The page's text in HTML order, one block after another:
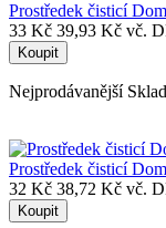
Prostředek čisticí
33 Kč 39,93 Kč vč.
Koupit
Nejprodávanější
Prostředek čisticí
32 Kč 38,72 Kč vč.
Koupit